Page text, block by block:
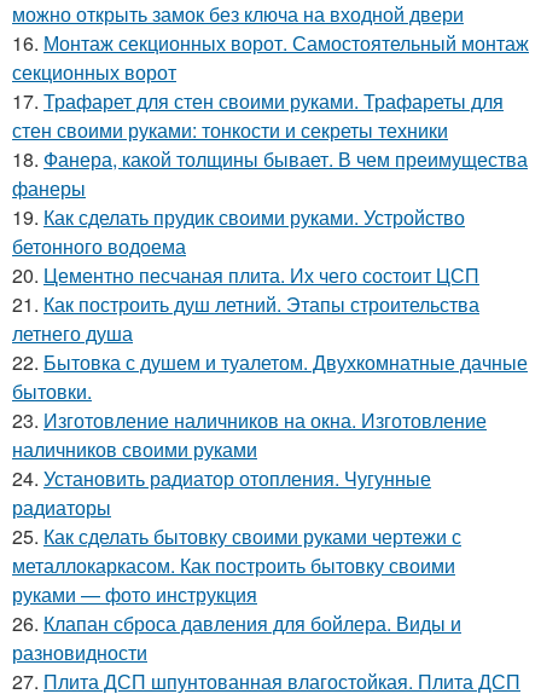
можно открыть замок без ключа на входной двери
16. Монтаж секционных ворот. Самостоятельный монтаж
секционных ворот
17. Трафарет для стен своими руками. Трафареты для
стен своими руками: тонкости и секреты техники
18. Фанера, какой толщины бывает. В чем преимущества
фанеры
19. Как сделать прудик своими руками. Устройство
бетонного водоема
20. Цементно песчаная плита. Их чего состоит ЦСП
21. Как построить душ летний. Этапы строительства
летнего душа
22. Бытовка с душем и туалетом. Двухкомнатные дачные
бытовки.
23. Изготовление наличников на окна. Изготовление
наличников своими руками
24. Установить радиатор отопления. Чугунные
радиаторы
25. Как сделать бытовку своими руками чертежи с
металлокаркасом. Как построить бытовку своими
руками — фото инструкция
26. Клапан сброса давления для бойлера. Виды и
разновидности
27. Плита ДСП шпунтованная влагостойкая. Плита ДСП